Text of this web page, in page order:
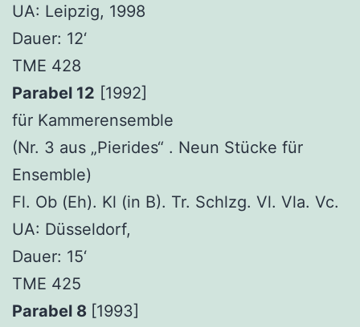
UA: Leipzig, 1998
Dauer: 12‘
TME 428
Parabel 12 [1992]
für Kammerensemble
(Nr. 3 aus „Pierides“ . Neun Stücke für
Ensemble)
Fl. Ob (Eh). Kl (in B). Tr. Schlzg. Vl. Vla. Vc.
UA: Düsseldorf,
Dauer: 15‘
TME 425
Parabel 8 [1993]